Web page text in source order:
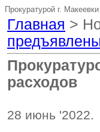
Прокуратурой г.
Главная >
расходов
28 июнь '2022.